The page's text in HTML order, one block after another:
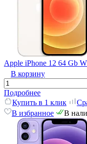
Apple iPhone 12 64 Gb
В корзину
Подробнее
Купить в 1 клик
В избранное
В